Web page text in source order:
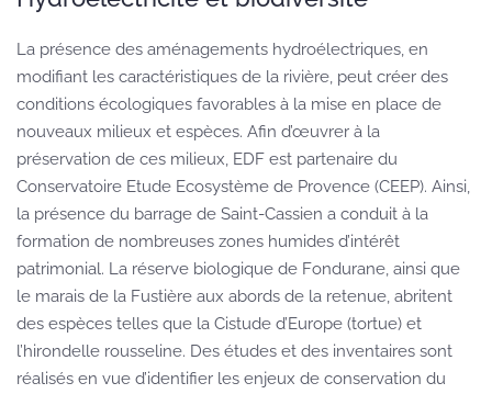
La présence des aménagements hydroélectriques, en
modifiant les caractéristiques de la rivière, peut créer des
conditions écologiques favorables à la mise en place de
nouveaux milieux et espèces. Afin d’œuvrer à la
préservation de ces milieux, EDF est partenaire du
Conservatoire Etude Ecosystème de Provence (CEEP). Ainsi,
la présence du barrage de Saint-Cassien a conduit à la
formation de nombreuses zones humides d’intérêt
patrimonial. La réserve biologique de Fondurane, ainsi que
le marais de la Fustière aux abords de la retenue, abritent
des espèces telles que la Cistude d’Europe (tortue) et
l’hirondelle rousseline. Des études et des inventaires sont
réalisés en vue d’identifier les enjeux de conservation du